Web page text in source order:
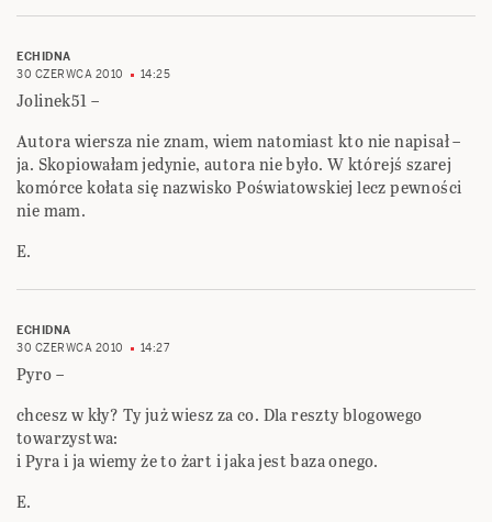
ECHIDNA
30 CZERWCA 2010
14:25
Jolinek51 –
Autora wiersza nie znam, wiem natomiast kto nie napisał –
ja. Skopiowałam jedynie, autora nie było. W którejś szarej
komórce kołata się nazwisko Poświatowskiej lecz pewności
nie mam.
E.
ECHIDNA
30 CZERWCA 2010
14:27
Pyro –
chcesz w kły? Ty już wiesz za co. Dla reszty blogowego
towarzystwa:
i Pyra i ja wiemy że to żart i jaka jest baza onego.
E.